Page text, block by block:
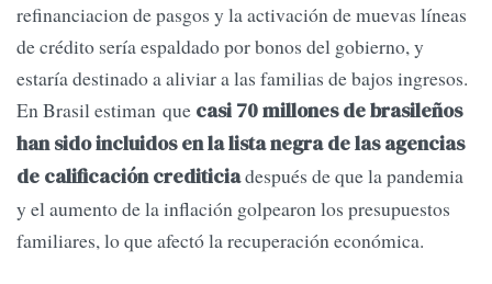
refinanciacion de pasgos y la activación de muevas líneas
de crédito sería espaldado por bonos del gobierno, y
estaría destinado a aliviar a las familias de bajos ingresos.
En Brasil estiman que casi 70 millones de brasileños
han sido incluidos en la lista negra de las agencias
de calificación crediticiadespués de que la pandemia
y el aumento de la inflación golpearon los presupuestos
familiares, lo que afectó la recuperación económica.